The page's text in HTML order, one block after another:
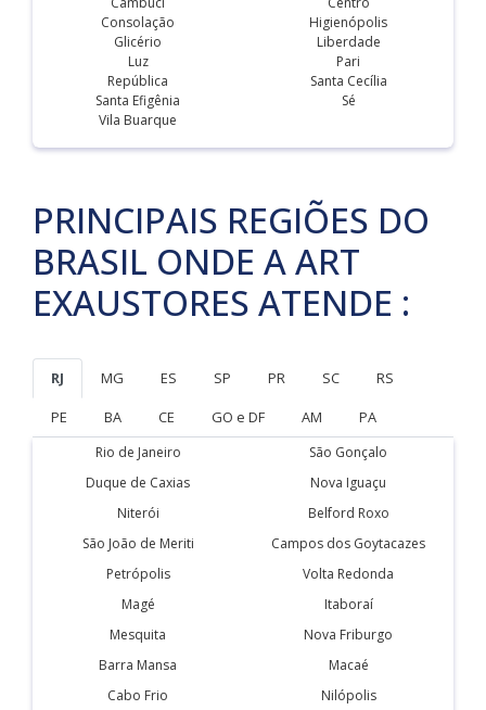
Consolação
Higienópolis
Glicério
Liberdade
Luz
Pari
República
Santa Cecília
Santa Efigênia
Sé
Vila Buarque
PRINCIPAIS REGIÕES DO
BRASIL ONDE A ART
EXAUSTORES ATENDE :
RJ MG ES SP PR SC
RS
PE
BA CE GO e DF AM PA
Rio de Janeiro
São Gonçalo
Duque de Caxias
Nova Iguaçu
Niterói
Belford Roxo
São João de Meriti
Campos dos Goytacazes
Petrópolis
Volta Redonda
Magé
Itaboraí
Mesquita
Nova Friburgo
Barra Mansa
Macaé
Cabo Frio
Nilópolis